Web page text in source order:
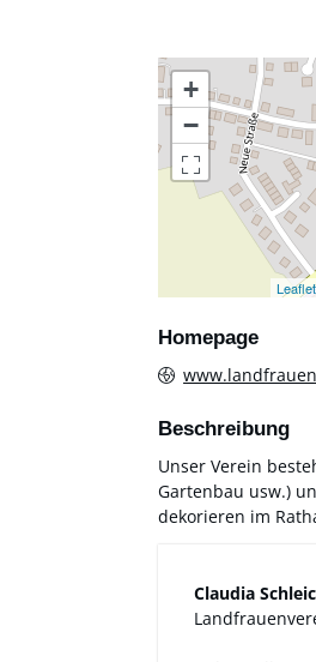
+
−
Leaflet
Homepage
Claudia
Beschreibung
Unser Verein
Gartenbau usw.)
dekorieren im